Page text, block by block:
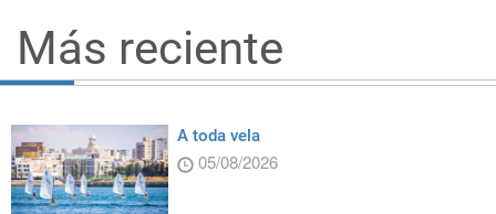
Más reciente
A toda vela
05/08/2026